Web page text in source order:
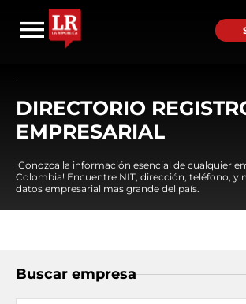
DIRECTORIO
EMPRESARIAL
¡Conozca la información esencial de cualquier
Colombia! Encuentre NIT, dirección, teléfono, y
datos empresarial mas grande del país.
Buscar empresa